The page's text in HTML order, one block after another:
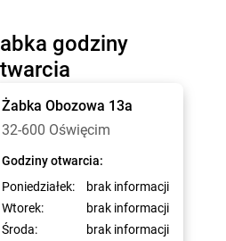
godziny
Żabka Obozowa 13a
32-600 Oświęcim
Godziny otwarcia:
Poniedziałek:
brak informacji
Wtorek:
brak informacji
Środa:
brak informacji